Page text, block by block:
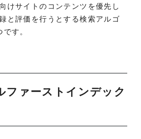
けサイトのコンテンツを優先し
と評価を行うとする検索アルゴ
す。
ファーストインデック